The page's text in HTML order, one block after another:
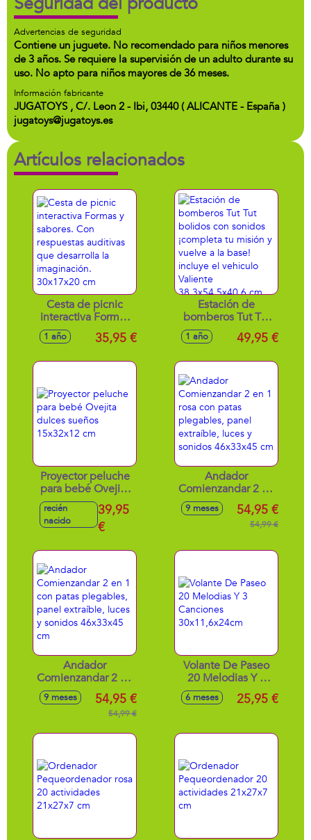
Advertencias de seguridad
Contiene un juguete. No recomendado para niños menores
de 3 años. Se requiere la supervisión de un adulto durante su
uso. No apto para niños mayores de 36 meses.
Información fabricante
JUGATOYS , C/. Leon 2 - Ibi, 03440 ( ALICANTE - España )
jugatoys@jugatoys.es
Artículos relacionados
Cesta de picnic
interactiva Formas
y sabores. Con
respuestas
30x17x20 cm
1 año 35,95 €
Estación de
bomberos Tut Tut
bolidos con
sonidos ¡completa
vehiculo Valiente
38,3x54,5x40,6 cm
1 año 49,95 €
Proyector peluche
para bebé Ovejita
dulces sueños
15x32x12 cm
recién
nacido
39,95
€
Andador
Comienzandar 2 en
1 rosa con patas
plegables, panel
extraíble, luces y
cm
9 meses 54,95 €
54,99 €
Andador
Comienzandar 2 en
1 con patas
plegables, panel
extraíble, luces y
9 meses 54,95 €
54,99 €
Volante De Paseo
20 Melodias Y 3
Canciones
30x11,6x24cm
6 meses 25,95 €